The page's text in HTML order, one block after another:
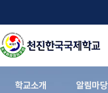
학교소개 알림마당